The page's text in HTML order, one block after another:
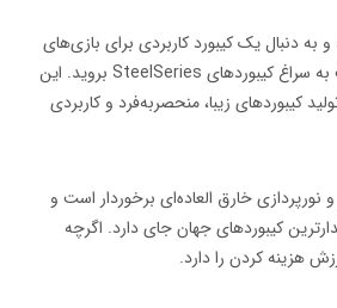
به دنبال یک کیبورد کاربردی برای بازی‌های
کامپیوتری می‌گردید، بهتر است به سراغ کیبوردهای SteelSeries بروید. این
کیبوردهای زیبا، منحصربه‌فرد و کاربردی
نورپردازی خارق العاده‌ای برخوردار است و
کیبوردهای جهان جای دارد. اگرچه
هزینه کردن را دارد.